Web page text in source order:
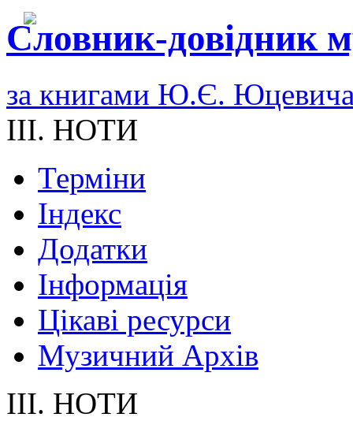
Словник-довідник
за книгами Ю.Є.
III. НОТИ
Терміни
Індекс
Додатки
Інформація
Цікаві ресурси
Музичний Архів
III. НОТИ